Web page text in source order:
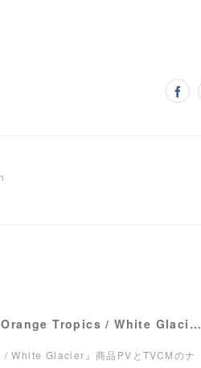
【ナレーション】『Tamagotchi Paradise - Orange Tropics / White Glacier』商品PV／TVCM
Glacier』商品PVとTVCMのナ